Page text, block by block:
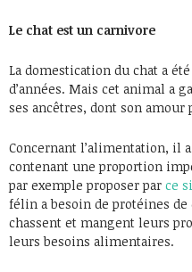
Le chat est un carnivore
La domestication du chat a
d’années. Mais cet animal a
ses ancêtres, dont son amour
Concernant l’alimentation, il
contenant une proportion
par exemple proposer par ce
félin a besoin de protéines de
chassent et mangent leurs
leurs besoins alimentaires.